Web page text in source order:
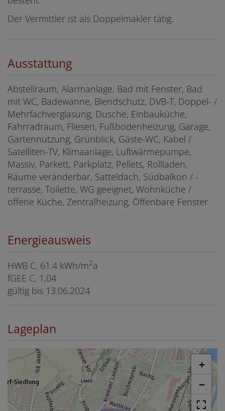
Der Vermittler ist als Doppelmakler tätig.
Ausstattung
Abstellraum Alarmanlage Bad mit Fenster Bad
mit WC Badewanne Blendschutz DVB-T Doppel- /
Mehrfachverglasung Dusche Einbauküche
Fahrradraum Fliesen Fußbodenheizung Garage
Gartennutzung Grünblick Gäste-WC Kabel /
Satelliten-TV Klimaanlage Luftwärmepumpe
Massiv Parkett Parkplatz Pellets Rollladen
Räume veränderbar Satteldach Südbalkon / -
terrasse Toilette WG geeignet Wohnküche /
offene Küche Zentralheizung Öffenbare Fenster
Energieausweis
HWB C, 61.4 kWh/m2a
fGEE C, 1,04
gültig bis 13.06.2024
Lageplan
+
−